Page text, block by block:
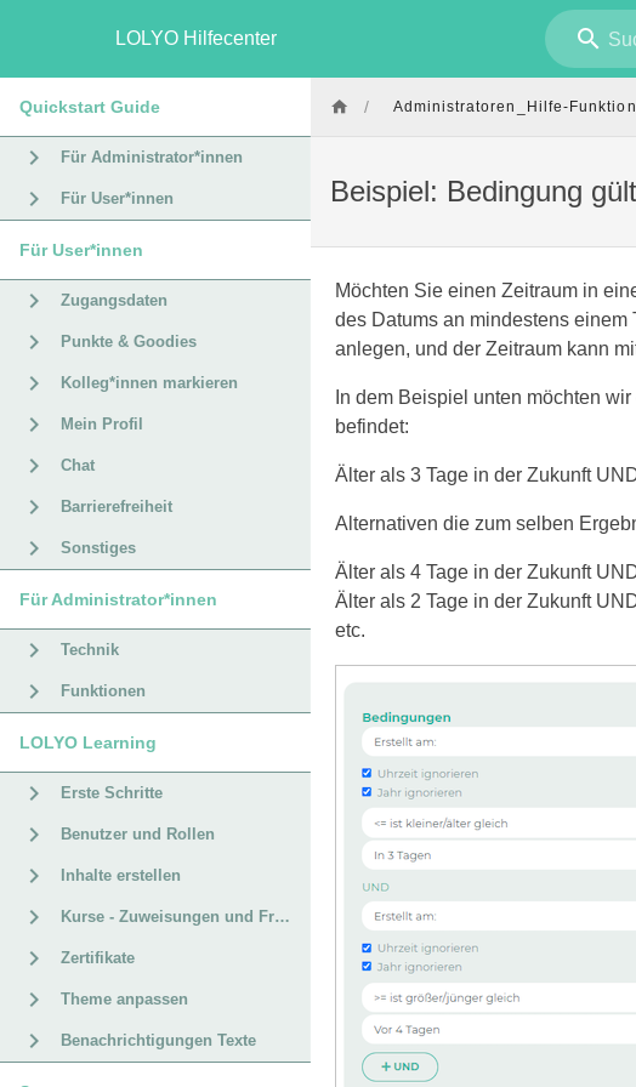
LOLYO Hilfecenter
Quickstart Guide
Für Administrator*innen
Für User*innen
Für User*innen
Zugangsdaten
Punkte & Goodies
Kolleg*innen markieren
Mein Profil
Chat
Barrierefreiheit
Sonstiges
Für Administrator*innen
Technik
Funktionen
LOLYO Learning
Erste Schritte
Benutzer und Rollen
Inhalte erstellen
Kurse - Zuweisungen und Fristen
Zertifikate
Theme anpassen
Benachrichtigungen Texte
/ Administratoren_Hilfe-
Beispiel: Bedingung
Möchten Sie einen Zeitraum in
des Datums an mindestens
anlegen, und der Zeitraum kann
In dem Beispiel unten möchten
befindet:
Älter als 3 Tage in der Zukunft
Alternativen die zum selben
Älter als 4 Tage in der Zukunft
Älter als 2 Tage in der Zukunft
etc.